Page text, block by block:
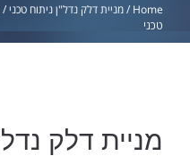
Home
/מניית דלק נדל"ן ניתוח טכני/
טכני
מניית דלק